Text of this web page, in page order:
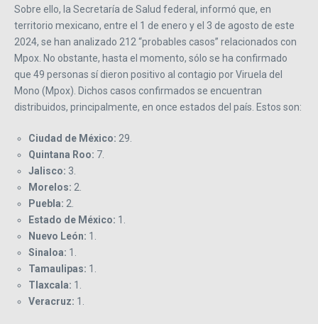
Sobre ello, la Secretaría de Salud federal, informó que, en
territorio mexicano, entre el 1 de enero y el 3 de agosto de este
2024, se han analizado 212 “probables casos” relacionados con
Mpox. No obstante, hasta el momento, sólo se ha confirmado
que 49 personas sí dieron positivo al contagio por Viruela del
Mono (Mpox). Dichos casos confirmados se encuentran
distribuidos, principalmente, en once estados del país. Estos son:
Ciudad de México: 29.
Quintana Roo: 7.
Jalisco: 3.
Morelos: 2.
Puebla: 2.
Estado de México: 1.
Nuevo León: 1.
Sinaloa: 1.
Tamaulipas: 1.
Tlaxcala: 1.
Veracruz: 1.